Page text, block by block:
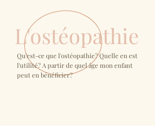
L'ostéopathie
Qu'est-ce que l'ostéopathie? Quelle en est
l'utilité? A partir de quel âge mon enfant
peut en bénéficier?